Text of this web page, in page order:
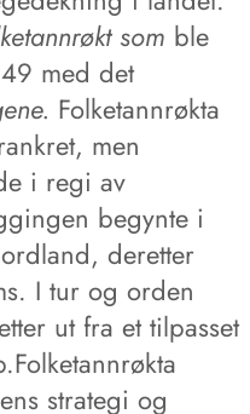
som ble
med det
Folketannrøkta
men
i regi av
begynte i
deretter
I tur og orden
ut fra et tilpasset
strategi og